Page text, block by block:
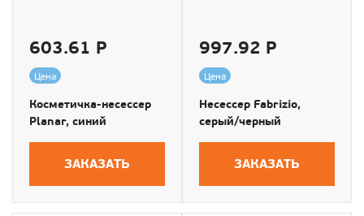
603.61 Р
Цена
Косметичка-несессер
Planar, синий
ЗАКАЗАТЬ
997.92 Р
Цена
Несессер Fabrizio,
серый/черный
ЗАКАЗАТЬ